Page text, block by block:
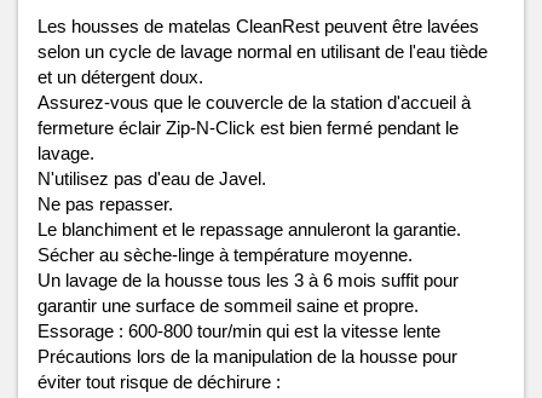
Les housses de matelas CleanRest peuvent être lavées
selon un cycle de lavage normal en utilisant de l'eau tiède
et un détergent doux.
Assurez-vous que le couvercle de la station d'accueil à
fermeture éclair Zip-N-Click est bien fermé pendant le
lavage.
N'utilisez pas d'eau de Javel.
Ne pas repasser.
Le blanchiment et le repassage annuleront la garantie.
Sécher au sèche-linge à température moyenne.
Un lavage de la housse tous les 3 à 6 mois suffit pour
garantir une surface de sommeil saine et propre.
Essorage : 600-800 tour/min qui est la vitesse lente
Précautions lors de la manipulation de la housse pour
éviter tout risque de déchirure :